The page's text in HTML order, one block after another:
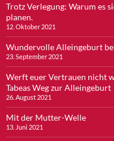
Trotz Verlegung: Warum es
planen.
12. Oktober 2021
Wundervolle Alleingeburt
23. September 2021
Werft euer Vertrauen nicht
Tabeas Weg zur Alleingeburt
26. August 2021
Mit der Mutter-Welle
13. Juni 2021